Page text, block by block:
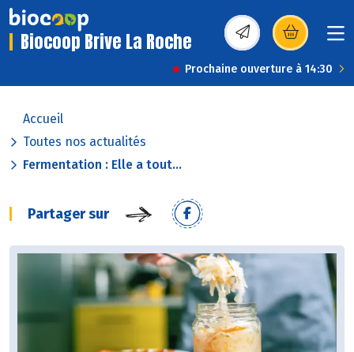
Biocoop Brive La Roche (s’ouvre dans une
Prochaine ouverture à 14:30
Accueil
Toutes nos actualités
Fermentation : Elle a tout...
Partager sur